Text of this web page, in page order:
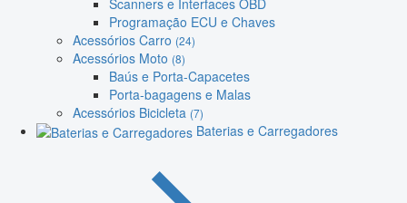
Programação ECU e Chaves
Acessórios Carro (24)
Acessórios Moto (8)
Baús e Porta-Capacetes
Porta-bagagens e Malas
Acessórios Bicicleta (7)
Baterias e Carregadores